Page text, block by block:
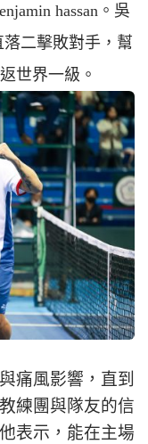
hassan。吳
二擊敗對手，幫
世界一級。
痛風影響，直到
練團與隊友的信
表示，能在主場